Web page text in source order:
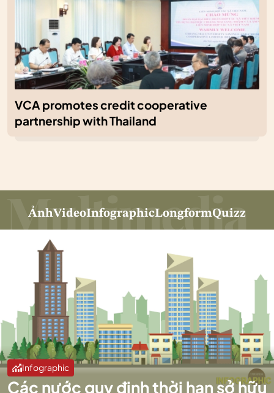
VCA promotes credit cooperative
partnership with Thailand
ẢnhVideoInfographicLongformQuizz
Infographic
Các nước quy định thời hạn sở hữu